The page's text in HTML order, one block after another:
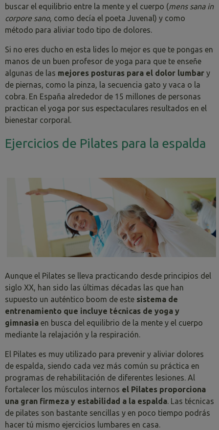
buscar el equilibrio entre la mente y el cuerpo (mens sana in
corpore sano, como decía el poeta Juvenal) y como
método para aliviar todo tipo de dolores.
Si no eres ducho en esta lides lo mejor es que te pongas en
manos de un buen profesor de yoga para que te enseñe
algunas de las mejores posturas para el dolor lumbar y
de piernas, como la pinza, la secuencia gato y vaca o la
cobra. En España alrededor de 15 millones de personas
practican el yoga por sus espectaculares resultados en el
bienestar corporal.
Ejercicios de Pilates para la espalda
Aunque el Pilates se lleva practicando desde principios del
siglo XX, han sido las últimas décadas las que han
supuesto un auténtico boom de este sistema de
entrenamiento que incluye técnicas de yoga y
gimnasia en busca del equilibrio de la mente y el cuerpo
mediante la relajación y la respiración.
El Pilates es muy utilizado para prevenir y aliviar dolores
de espalda, siendo cada vez más común su práctica en
programas de rehabilitación de diferentes lesiones. Al
fortalecer los músculos internos el Pilates proporciona
una gran firmeza y estabilidad a la espalda. Las técnicas
de pilates son bastante sencillas y en poco tiempo podrás
hacer tú mismo ejercicios lumbares en casa.